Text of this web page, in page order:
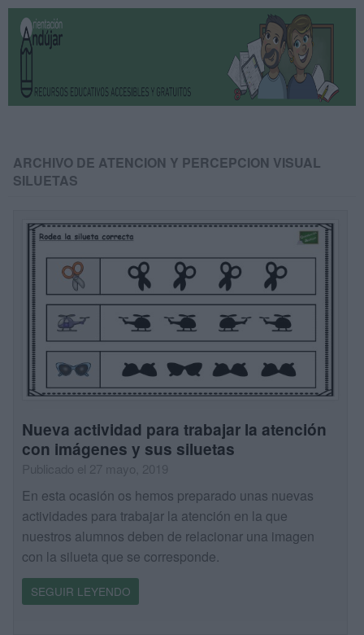
ARCHIVO DE ATENCION Y PERCEPCION VISUAL
SILUETAS
Nueva actividad para trabajar la atención
con imágenes y sus siluetas
En esta ocasión os hemos preparado unas nuevas
actividades para trabajar la atención en la que
nuestros alumnos deben de relacionar una imagen
con la silueta que se corresponde.
SEGUIR LEYENDO